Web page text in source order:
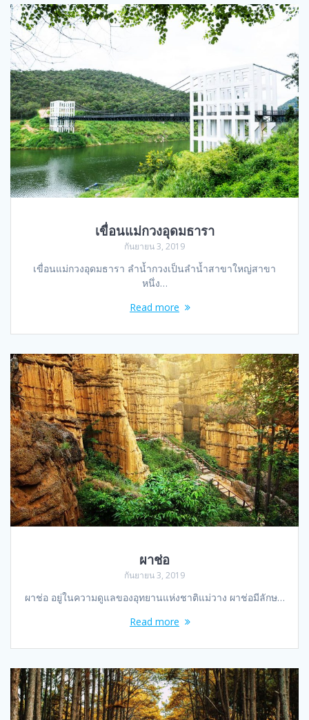
เขื่อนแม่กวงอุดมธารา
กันยายน 3, 2019
เขื่อนแม่กวงอุดมธารา ลำน้ำกวงเป็นลำน้ำสาขาใหญ่สาขา
หนึ่ง…
Read more
ผาช่อ
กันยายน 3, 2019
ผาช่อ อยู่ในความดูแลของอุทยานแห่งชาติแม่วาง ผาช่อมีลักษ…
Read more